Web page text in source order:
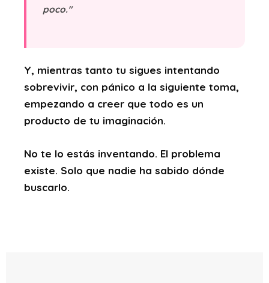
poco."
Y, mientras tanto tu sigues intentando
sobrevivir, con pánico a la siguiente toma,
empezando a creer que todo es un
producto de tu imaginación.
No te lo estás inventando. El problema
existe. Solo que nadie ha sabido dónde
buscarlo.